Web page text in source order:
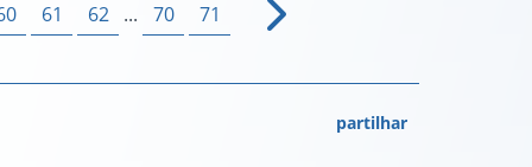
61 62 ... 70 71
partilhar